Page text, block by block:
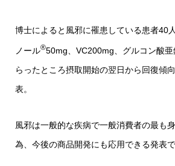
博士によると風邪に罹患している患者40
ノール®50mg、VC200mg、グルコン酸
らったところ摂取開始の翌日から回復傾
表。
風邪は一般的な疾病で一般消費者の最も
為、今後の商品開発にも応用できる発表で